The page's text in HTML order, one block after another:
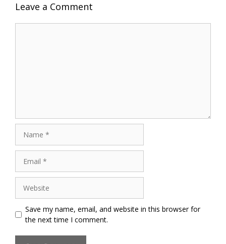
Leave a Comment
Save my name, email, and website in this browser for
the next time I comment.